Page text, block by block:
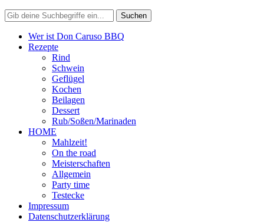
Wer ist Don Caruso BBQ
Rezepte
Rind
Schwein
Geflügel
Kochen
Beilagen
Dessert
Rub/Soßen/Marinaden
HOME
Mahlzeit!
On the road
Meisterschaften
Allgemein
Party time
Testecke
Impressum
Datenschutzerklärung